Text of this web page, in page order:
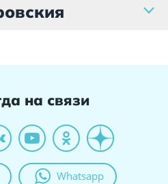
на связи
Whatsapp